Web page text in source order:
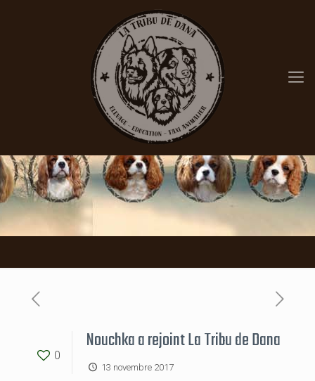
0
Nouchka a rejoint La Tribu de Dana
13 novembre 2017